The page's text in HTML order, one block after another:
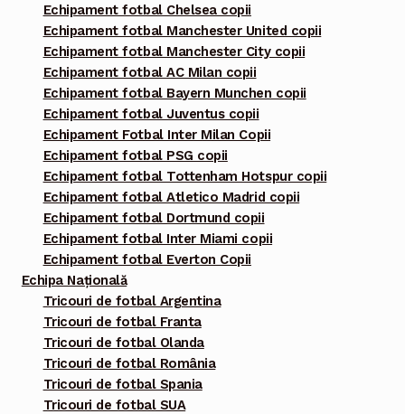
Echipament fotbal Chelsea copii
Echipament fotbal Manchester United copii
Echipament fotbal Manchester City copii
Echipament fotbal AC Milan copii
Echipament fotbal Bayern Munchen copii
Echipament fotbal Juventus copii
Echipament Fotbal Inter Milan Copii
Echipament fotbal PSG copii
Echipament fotbal Tottenham Hotspur copii
Echipament fotbal Atletico Madrid copii
Echipament fotbal Dortmund copii
Echipament fotbal Inter Miami copii
Echipament fotbal Everton Copii
Echipa Națională
Tricouri de fotbal Argentina
Tricouri de fotbal Franta
Tricouri de fotbal Olanda
Tricouri de fotbal România
Tricouri de fotbal Spania
Tricouri de fotbal SUA